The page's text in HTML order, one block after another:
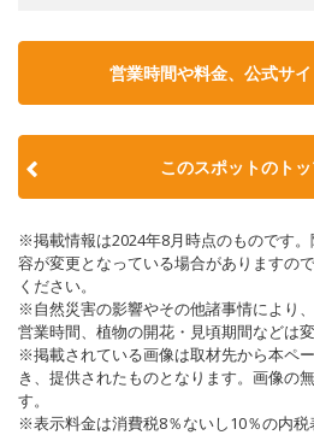
営業時間や料金、公式サ
このスポットのト
※掲載情報は2024年8月時点のものです
容が変更となっている場合がありますの
ください。
※自然災害の影響やその他諸事情により
営業時間、植物の開花・見頃期間などは
※掲載されている画像は取材先から本ペ
き、提供されたものとなります。画像の
す。
※表示料金は消費税8％ないし10％の内税